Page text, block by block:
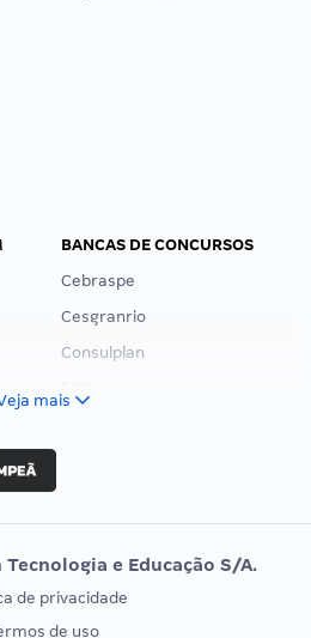
BANCAS DE CONCURSOS
Cebraspe
Cesgranrio
Consulplan
Vunesp
EXAME DE ORDEM
mais
e Educação S/A.
de privacidade
de uso